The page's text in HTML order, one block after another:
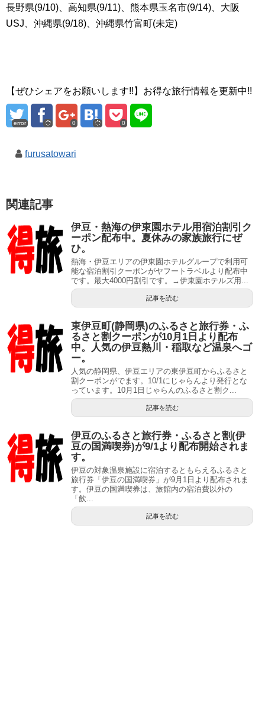
長野県(9/10)、高知県(9/11)、熊本県玉名市(9/14)、大阪
USJ、沖縄県(9/18)、沖縄県竹富町(未定)
【ぜひシェアをお願いします!!】お得な旅行情報を更新中!!
error 0 0
furusatowari
関連記事
伊豆・熱海の伊東園ホテル用宿泊割引ク
ーポン配布中。夏休みの家族旅行にぜ
ひ。
熱海・伊豆エリアの伊東園ホテルグループで利用可
能な宿泊割引クーポンがヤフートラベルより配布中
です。最大4000円割引です。→伊東園ホテルズ用...
記事を読む
東伊豆町(静岡県)のふるさと旅行券・ふ
るさと割クーポンが10月1日より配布
中。人気の伊豆熱川・稲取など温泉へゴ
ー。
人気の静岡県、伊豆エリアの東伊豆町からふるさと
割クーポンがでます。10/1にじゃらんより発行とな
っています。10月1日じゃらんのふるさと割ク...
記事を読む
伊豆のふるさと旅行券・ふるさと割(伊
豆の国満喫券)が9/1より配布開始されま
す。
伊豆の対象温泉施設に宿泊するともらえるふるさと
旅行券「伊豆の国満喫券」が9月1日より配布されま
す。伊豆の国満喫券は、旅館内の宿泊費以外の
「飲...
記事を読む